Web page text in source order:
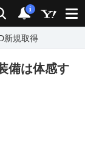
検索 通知
i
新規取得
備は体感す